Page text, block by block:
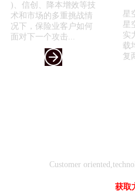
)、信创、降本增效等技
术和市场的多重挑战情
况下，保险业客户如何
面对下一个攻击...
星
星
实
载
复
Customer
获取